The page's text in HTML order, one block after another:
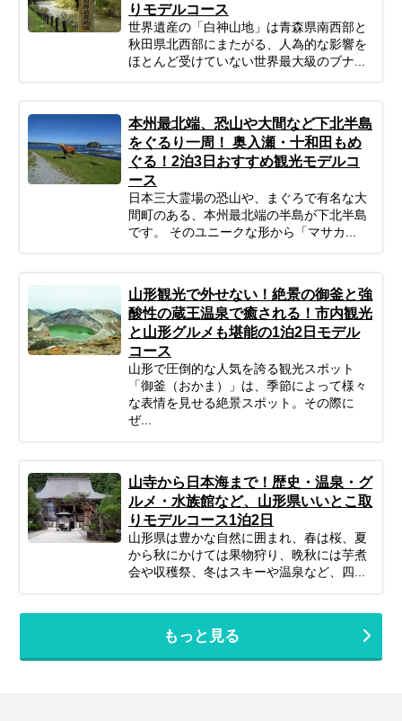
りモデルコース
世界遺産の「白神山地」は青森県南西部と
秋田県北西部にまたがる、人為的な影響を
ほとんど受けていない世界最大級のブナ...
本州最北端、恐山や大間など下北半島
をぐるり一周！ 奥入瀬・十和田もめ
ぐる！2泊3日おすすめ観光モデルコ
ース
日本三大霊場の恐山や、まぐろで有名な大
間町のある、本州最北端の半島が下北半島
です。 そのユニークな形から「マサカ...
山形観光で外せない！絶景の御釜と強
酸性の蔵王温泉で癒される！市内観光
と山形グルメも堪能の1泊2日モデル
コース
山形で圧倒的な人気を誇る観光スポット
「御釜（おかま）」は、季節によって様々
な表情を見せる絶景スポット。その際に
ぜ...
山寺から日本海まで！歴史・温泉・グ
ルメ・水族館など、山形県いいとこ取
りモデルコース1泊2日
山形県は豊かな自然に囲まれ、春は桜、夏
から秋にかけては果物狩り、晩秋には芋煮
会や収穫祭、冬はスキーや温泉など、四...
もっと見る